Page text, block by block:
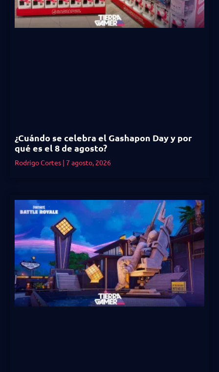
¿Cuándo se celebra el Gashapon Day y por
qué es el 8 de agosto?
Rodrigo Cortes 7 agosto, 2026